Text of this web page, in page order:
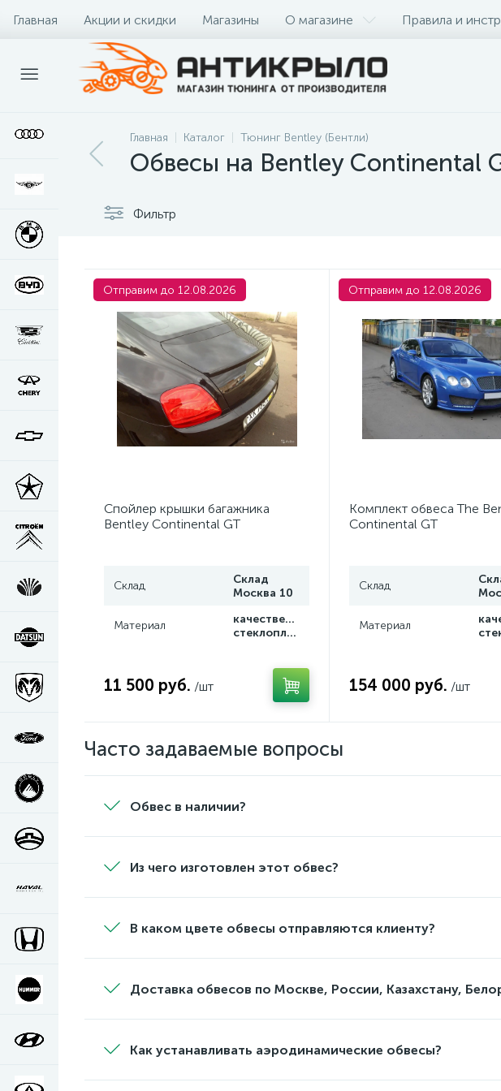
Главная Акции и скидки Магазины О магазине Правила и
Главная Каталог Тюнинг Bentley (Бентли)
Обвесы на Bentley Continental
Фильтр
Отправим до 12.08.2026
Спойлер крышки багажника
Bentley Continental GT
Склад
Склад
Москва 10
Материал
качественный
стеклопластик
11 500 руб. /шт
Отправим до 12.08.2026
Комплект обвеса The
Continental GT
Склад
Материал
154 000 руб. /шт
Часто задаваемые вопросы
Обвес в наличии?
Из чего изготовлен этот обвес?
В каком цвете обвесы отправляются клиенту?
Доставка обвесов по Москве, России, Казахстану,
Как устанавливать аэродинамические обвесы?